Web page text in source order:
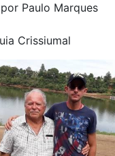
Paulo Marques
Crissiumal